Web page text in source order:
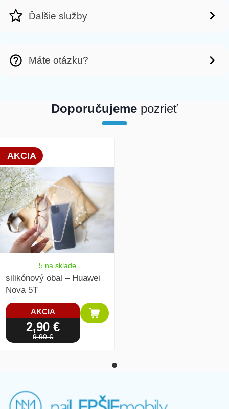
Ďalšie služby
Máte otázku?
Doporučujeme pozrieť
AKCIA
5 na sklade
silikónový obal – Huawei
Nova 5T
AKCIA
2,90 €
9,90 €